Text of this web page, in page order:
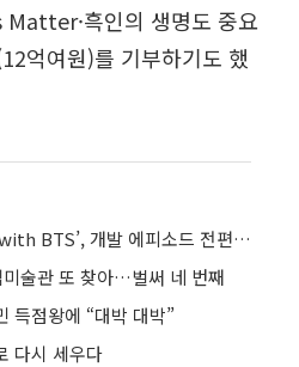
흑인의 생명도 중요
억여원)를 기부하기도 했
방탄소년단 게임 ‘인더섬 with BTS’, 개발 에피소드 전편 공개
술관 또 찾아…벌써 네 번째
득점왕에 “대박 대박”
다시 세우다